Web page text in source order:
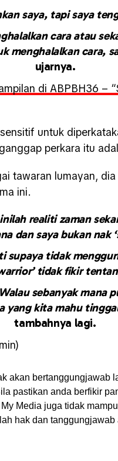
saya, tapi saya
cara atau
menghalalkan cara,
ujarnya.
di ABPBH36 –
untuk
perkara itu
tawaran lumayan,
ini.
realiti zaman
dan saya bukan nak
supaya tidak
tidak fikir
sebanyak mana
yang kita mahu
tambahnya lagi.
akan bertanggungjawab
pastikan anda berfikir
Media juga tidak
hak dan tanggungjawab